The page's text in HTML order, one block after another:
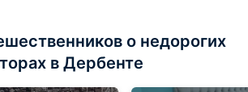
о недорогих
в Дербенте